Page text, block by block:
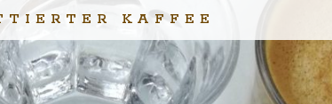
KAFFEE